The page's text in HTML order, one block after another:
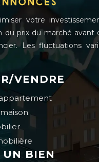
votre
du prix du marché avant
Les fluctuations
VENDRE
UN BIEN